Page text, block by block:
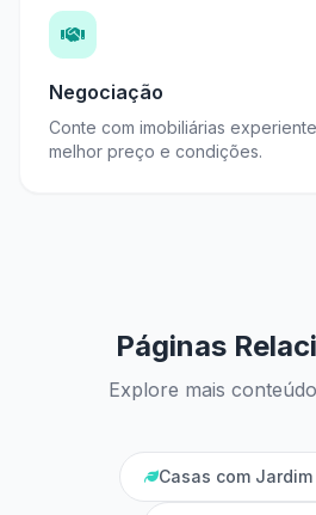
Negociação
Conte com imobiliárias
melhor preço e condições.
Páginas
Explore mais
Casas com